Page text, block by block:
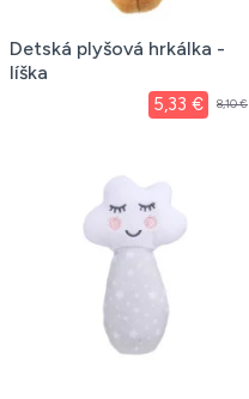
Detská plyšová hrkálka -
líška
5,33 € 8,10 €